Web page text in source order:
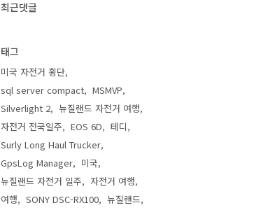
최근댓글
태그
미국 자전거 횡단
sql server compact
MSMVP
Silverlight 2
뉴질랜드 자전거 여행
자전거 전국일주
EOS 6D
테디
Surly Long Haul Trucker
GpsLog Manager
미국
뉴질랜드 자전거 일주
자전거 여행
여행
SONY DSC-RX100
뉴질랜드